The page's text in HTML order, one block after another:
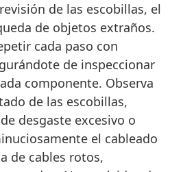
de las escobillas, el
de objetos extraños.
cada paso con
de inspeccionar
componente. Observa
de las escobillas,
desgaste excesivo o
el cableado
de cables rotos,